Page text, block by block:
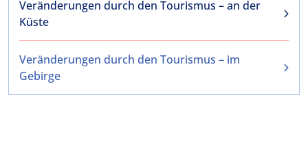
Veränderungen durch den Tourismus – an der
Küste
Veränderungen durch den Tourismus – im
Gebirge